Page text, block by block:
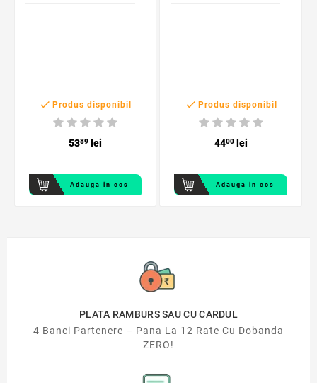
 Produs disponibil
5389lei
Adauga in cos
 Produs disponibil
4400lei
Adauga in cos
PLATA RAMBURS SAU CU CARDUL
4 Banci Partenere – Pana La 12 Rate Cu Dobanda
ZERO!